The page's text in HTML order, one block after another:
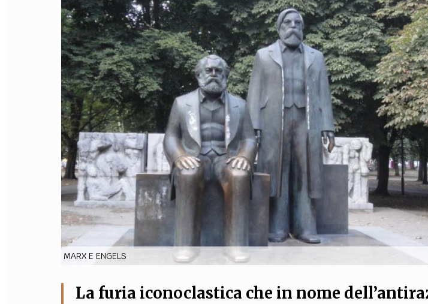
TEAM
FILODIRITTO REDAZIONE COMITATO SCIENTIFICO AUTORI
EXTRA
CODICI RUBRICHE LIBRI
SOCIAL
MARX E ENGELS
La furia iconoclastica che in nome